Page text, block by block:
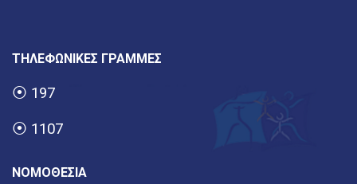
ΤΗΛΕΦΩΝΙΚΕΣ ΓΡΑΜΜΕΣ
⦿ 197
⦿ 1107
ΝΟΜΟΘΕΣΙΑ